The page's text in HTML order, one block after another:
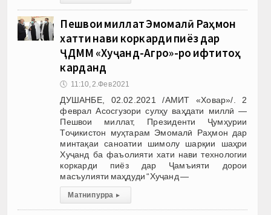
Пешвои миллат Эмомалӣ Раҳмон
хатти нави коркарди пиёз дар
ҶДММ «Хуҷанд-Агро»-ро ифтитоҳ
карданд
🕔 11:10, 2.Фев 2021
ДУШАНБЕ, 02.02.2021 /АМИТ «Ховар»/. 2
феврал Асосгузори сулҳу ваҳдати миллӣ —
Пешвои миллат, Президенти Ҷумҳурии
Тоҷикистон муҳтарам Эмомалӣ Раҳмон дар
минтақаи саноатии шимолу шарқии шаҳри
Хуҷанд ба фаъолияти хати нави технологии
коркарди пиёз дар Ҷамъияти дорои
масъулияти маҳдуди “Хуҷанд —
Матни пурра ▸